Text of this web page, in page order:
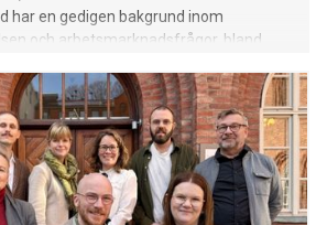
har en gedigen bakgrund inom
och arbetsmarknadsfrågor, bland